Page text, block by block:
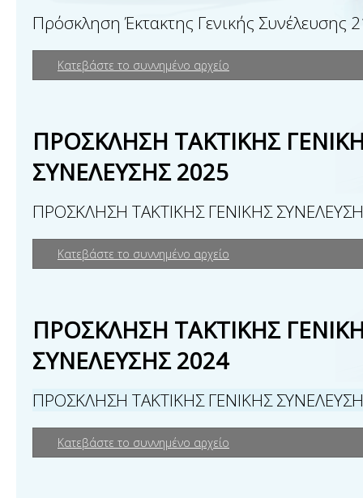
Πρόσκληση Έκτακτης Γενικής Συνέλευσης
Κατεβάστε το συννημένο αρχείο
ΠΡΟΣΚΛΗΣΗ ΤΑΚΤΙΚΗΣ
ΣΥΝΕΛΕΥΣΗΣ 2025
ΠΡΟΣΚΛΗΣΗ ΤΑΚΤΙΚΗΣ ΓΕΝΙΚΗΣ
Κατεβάστε το συννημένο αρχείο
ΠΡΟΣΚΛΗΣΗ ΤΑΚΤΙΚΗΣ
ΣΥΝΕΛΕΥΣΗΣ 2024
ΠΡΟΣΚΛΗΣΗ ΤΑΚΤΙΚΗΣ ΓΕΝΙΚΗΣ
Κατεβάστε το συννημένο αρχείο